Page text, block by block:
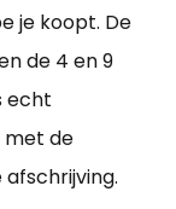
je koopt. De
de 4 en 9
echt
met de